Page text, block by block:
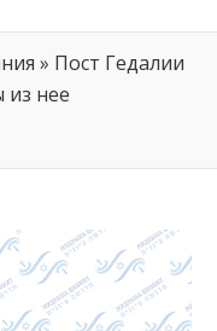
» Пост Гедалии
нее